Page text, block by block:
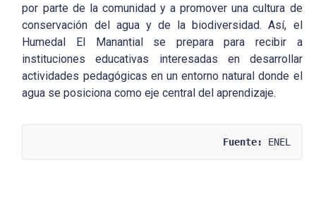
por parte de la comunidad y a promover una cultura de
conservación del agua y de la biodiversidad. Así, el
Humedal El Manantial se prepara para recibir a
instituciones educativas interesadas en desarrollar
actividades pedagógicas en un entorno natural donde el
agua se posiciona como eje central del aprendizaje.
Fuente: ENEL